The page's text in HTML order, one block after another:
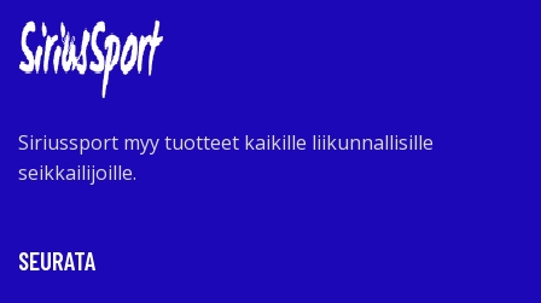
Siriussport myy tuotteet kaikille liikunnallisille
seikkailijoille.
SEURATA